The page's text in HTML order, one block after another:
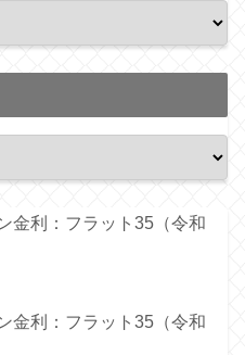
金利：フラット35（令和
金利：フラット35（令和